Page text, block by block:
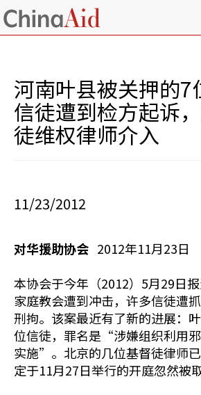
河南叶县被关押的7
信徒遭到检方起诉
徒维权律师介入
11/23/2012
对华援助协会 2012年11月23日
本协会于今年（2012）5月29日
家庭教会遭到冲击，许多信徒遭
刑拘。该案最近有了新的进展：
位信徒，罪名是“涉嫌组织利用
实施”。北京的几位基督徒律师
定于11月27日举行的开庭忽然被取